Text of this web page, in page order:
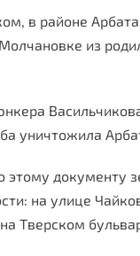
в районе
из
уничтожила
этому документу
на улице
Тверском